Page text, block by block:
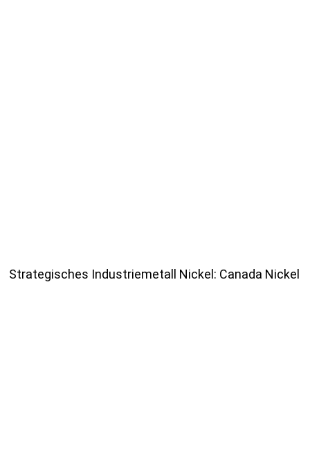
Strategisches Industriemetall Nickel: Canada Nickel